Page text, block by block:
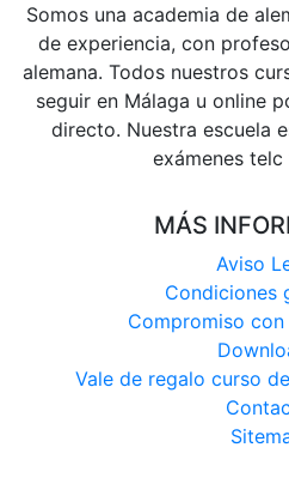
Somos una academia de
de experiencia, con
alemana. Todos nuestros
seguir en Málaga u online
directo. Nuestra escuela
exámenes telc
MÁS
Aviso
Condiciones
Compromiso
Vale de regalo curso